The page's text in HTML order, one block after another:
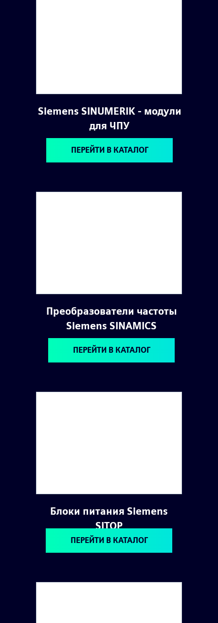
Siemens SINUMERIK - модули
для ЧПУ
ПЕРЕЙТИ В КАТАЛОГ
Преобразователи частоты
Siemens SINAMICS
Блоки питания Siemens
SITOP
ПЕРЕЙТИ В КАТАЛОГ
ПЕРЕЙТИ В КАТАЛОГ